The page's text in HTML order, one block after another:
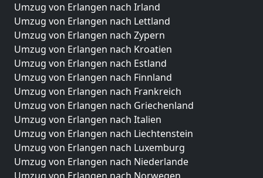
Umzug von Erlangen nach Irland
Umzug von Erlangen nach Lettland
Umzug von Erlangen nach Zypern
Umzug von Erlangen nach Kroatien
Umzug von Erlangen nach Estland
Umzug von Erlangen nach Finnland
Umzug von Erlangen nach Frankreich
Umzug von Erlangen nach Griechenland
Umzug von Erlangen nach Italien
Umzug von Erlangen nach Liechtenstein
Umzug von Erlangen nach Luxemburg
Umzug von Erlangen nach Niederlande
Umzug von Erlangen nach Norwegen